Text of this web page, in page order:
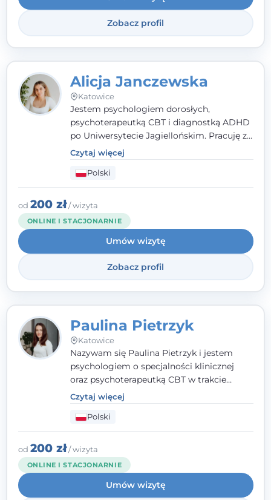
Zobacz profil
Alicja Janczewska
Katowice
Jestem psychologiem dorosłych,
psychoterapeutką CBT i diagnostką ADHD
po Uniwersytecie Jagiellońskim. Pracuję z
dorosłymi, młodzieżą i dziećmi, opierając
pomoc na zrozumieniu indywidualnych
potrzeb i więzi zbudowanej na zaufaniu.
Terapia to dla mnie bezpieczne miejsce, w
którym poczujesz się wysłuchany i
zrozumiany.
Czytaj więcej
Polski
od 200 zł/ wizyta
ONLINE I STACJONARNIE
Umów wizytę
Zobacz profil
Paulina Pietrzyk
Katowice
Nazywam się Paulina Pietrzyk i jestem
psychologiem o specjalności klinicznej
oraz psychoterapeutką CBT w trakcie
szkolenia. Pracuję z dorosłymi, którzy
szukają wsparcia w trudnych momentach -
w obliczu lęku, przewlekłego stresu,
natłoku myśli, obniżonego nastroju,
wypalenia czy kryzysu, a także po prostu
chcą lepiej poznać siebie.
Czytaj więcej
Polski
od 200 zł/ wizyta
ONLINE I STACJONARNIE
Umów wizytę